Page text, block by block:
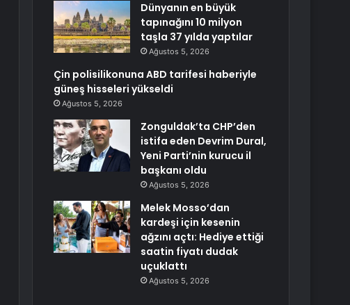
Dünyanın en büyük
tapınağını 10 milyon
taşla 37 yılda yaptılar
Ağustos 5, 2026
Çin polisilikonuna ABD tarifesi haberiyle
güneş hisseleri yükseldi
Ağustos 5, 2026
Zonguldak’ta CHP’den
istifa eden Devrim Dural,
Yeni Parti’nin kurucu il
başkanı oldu
Ağustos 5, 2026
Melek Mosso’dan
kardeşi için kesenin
ağzını açtı: Hediye ettiği
saatin fiyatı dudak
uçuklattı
Ağustos 5, 2026